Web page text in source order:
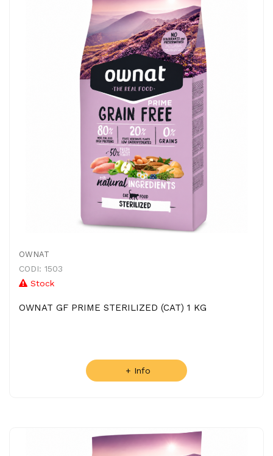
OWNAT
CODI: 1503
Stock
OWNAT GF PRIME STERILIZED (CAT) 1 KG
+ Info